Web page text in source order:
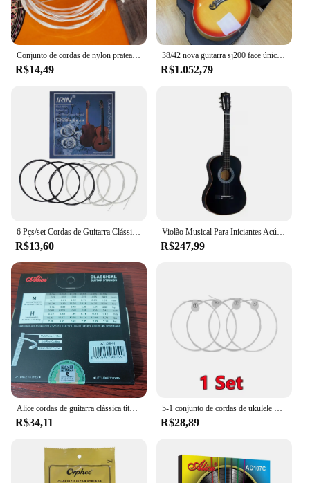
Conjunto de cordas de nylon prateado para violão, acessórios clássicos e clássicos, conjunto de 6 peças, e, a, d, g, b e e
R$14,49
38/42 nova guitarra sj200 face única guitarra folk para homens e mulheres iniciante guitarra acústica de placa única para introdução adulta
R$1.052,79
6 Pçs/set Cordas de Guitarra Clássica Núcleo de Nylon Banhado a Prata Liga de Cobre Ferida Peças e Acessórios de Instrumento de Guitarra Clássica
R$13,60
Violão Musical Para Iniciantes Acústico Queen's Preto Cordas de Nylon
R$247,99
Alice cordas de guitarra clássica titânio náilon banhado a prata 85/15 bronze ferida 028 0285 polegadas tensão normal e dura AC139N-H
R$34,11
5-1 conjunto de cordas de ukulele náilon havaí quatro cordas guitarra 1st-4th cordas 4 pçs/set guitarra clássica instrumento musical acessórios
R$28,89